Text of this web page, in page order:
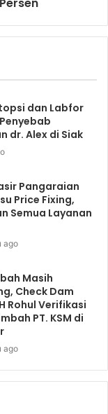
dan Labfor
dr. Alex di Siak
Pangaraian
Price Fixing,
Semua Layanan
ago
Masih
Check Dam
Rohul Verifikasi
PT. KSM di
ago